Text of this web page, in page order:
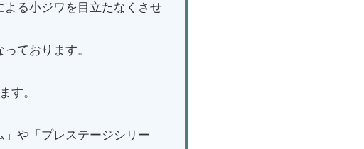
る小ジワを目立たなくさせ
ております。
す。
や「プレステージシリー